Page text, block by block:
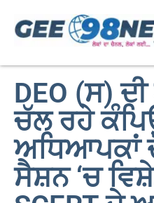
DEO (ਸ)
ਚੱਲ ਰਹੇ
ਅਧਿਆਪਕਾਂ
ਸੈਸ਼ਨ ‘ਚ